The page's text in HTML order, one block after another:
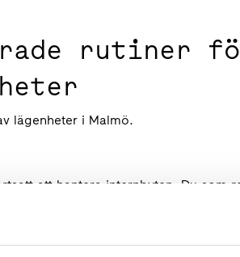
rutiner
lägenheter i Malmö.
att hantera internbyten. Du som
är därför välkommen att